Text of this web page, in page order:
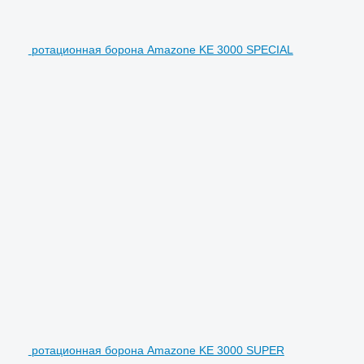
ротационная борона Amazone KE 3000 SPECIAL
ротационная борона Amazone KE 3000 SUPER